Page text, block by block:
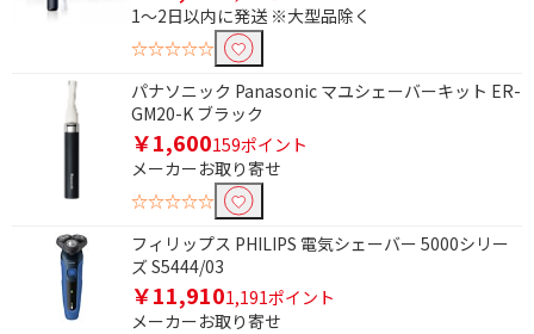
1～2日以内に発送 ※大型品除く
☆☆☆☆☆
パナソニック Panasonic マユシェーバーキット ER-
GM20-K ブラック
￥1,600159ポイント
メーカーお取り寄せ
☆☆☆☆☆
フィリップス PHILIPS 電気シェーバー 5000シリー
ズ S5444/03
￥11,9101,191ポイント
メーカーお取り寄せ
円 ~
円
電源で絞り込む
100V
交流充電式
AC電源
コンセント式